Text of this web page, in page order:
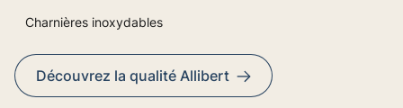
Charnières inoxydables
Découvrez la qualité Allibert